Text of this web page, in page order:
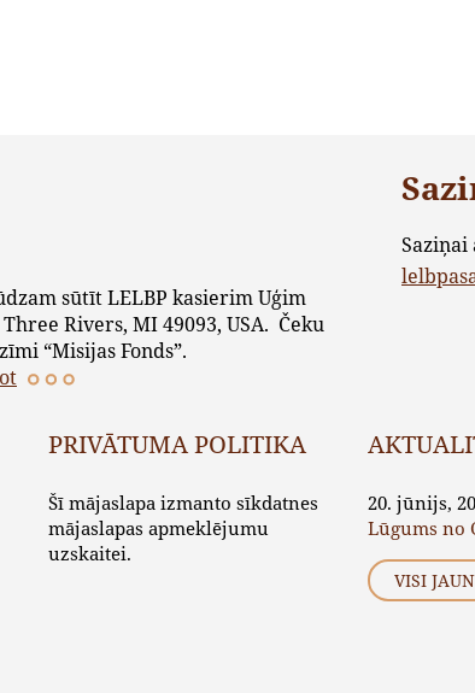
sūtīt LELBP kasierim Uģim
Rivers, MI 49093, USA. Čeku
“Misijas Fonds”.
Saziņai
PRIVĀTUMA POLITIKA
Šī mājaslapa izmanto sīkdatnes
mājaslapas apmeklējumu
uzskaitei.
20. jūnijs,
Lūgums no
VISI